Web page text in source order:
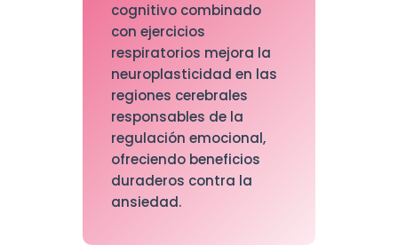
cognitivo combinado
con ejercicios
respiratorios mejora la
neuroplasticidad en las
regiones cerebrales
responsables de la
regulación emocional,
ofreciendo beneficios
duraderos contra la
ansiedad.